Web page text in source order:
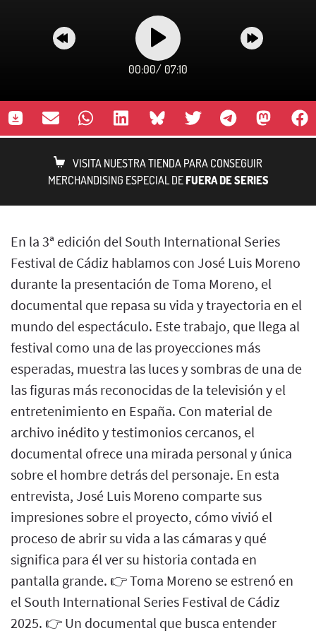
00:00/ 07:10
VISITA NUESTRA TIENDA PARA CONSEGUIR
MERCHANDISING ESPECIAL DEFUERA DE SERIES
En la 3ª edición del South International Series
Festival de Cádiz hablamos con José Luis Moreno
durante la presentación de Toma Moreno, el
documental que repasa su vida y trayectoria en el
mundo del espectáculo. Este trabajo, que llega al
festival como una de las proyecciones más
esperadas, muestra las luces y sombras de una de
las figuras más reconocidas de la televisión y el
entretenimiento en España. Con material de
archivo inédito y testimonios cercanos, el
documental ofrece una mirada personal y única
sobre el hombre detrás del personaje. En esta
entrevista, José Luis Moreno comparte sus
impresiones sobre el proyecto, cómo vivió el
proceso de abrir su vida a las cámaras y qué
significa para él ver su historia contada en
pantalla grande. 👉 Toma Moreno se estrenó en
el South International Series Festival de Cádiz
2025. 👉 Un documental que busca entender